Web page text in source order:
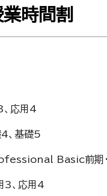
業時間割
応用4
、基礎5
Basic前期
3、応用4